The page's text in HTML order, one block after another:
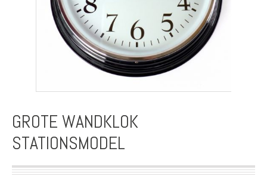
GROTE WANDKLOK
STATIONSMODEL